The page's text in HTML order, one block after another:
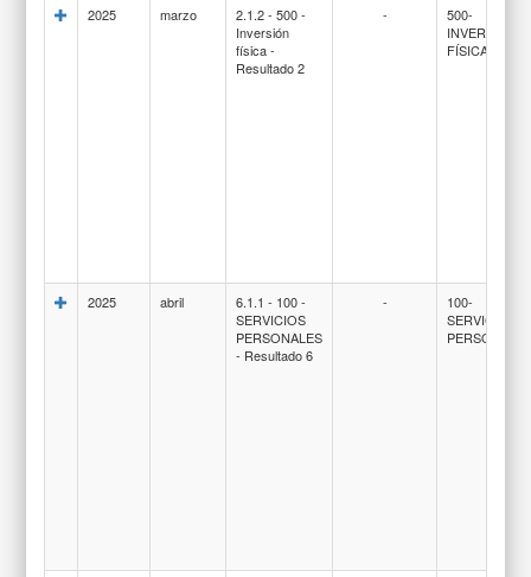
2025 marzo
2.1.2 - 500 -
Inversión
física -
Resultado 2
-
500-
INVERSION
FÍSICA
2025 abril
6.1.1 - 100 -
SERVICIOS
PERSONALES
- Resultado 6
-
100-
SERVICIOS